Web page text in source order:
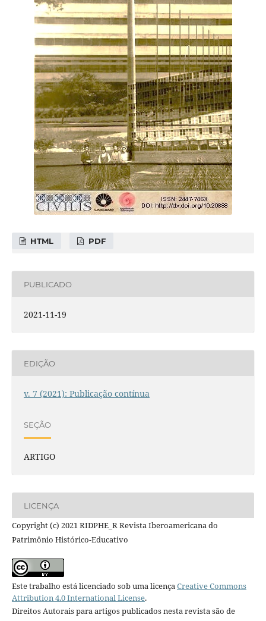
HTML PDF
PUBLICADO
2021-11-19
EDIÇÃO
v. 7 (2021): Publicação contínua
SEÇÃO
ARTIGO
LICENÇA
Copyright (c) 2021 RIDPHE_R Revista Iberoamericana do
Patrimônio Histórico-Educativo
Este trabalho está licenciado sob uma licençaCreative Commons
Attribution 4.0 International License.
Direitos Autorais para artigos publicados nesta revista são de